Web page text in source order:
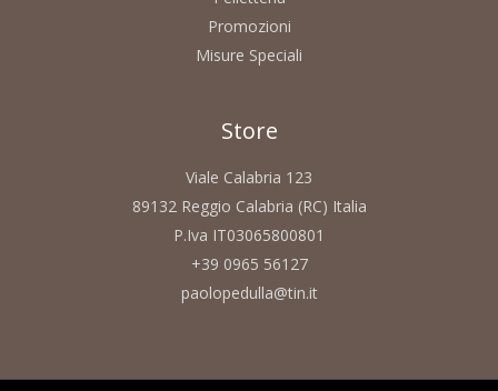
Promozioni
Misure Speciali
Store
Viale Calabria 123
89132 Reggio Calabria (RC) Italia
P.Iva IT03065800801
+39 0965 56127
paolopedulla@tin.it